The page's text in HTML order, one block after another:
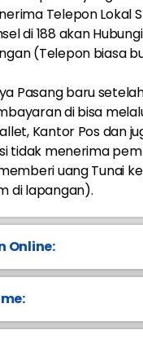
Telepon Lokal
di 188 akan
(Telepon biasa
Pasang baru
di bisa
Kantor Pos dan
tidak menerima
uang Tunai
di lapangan).
Online: